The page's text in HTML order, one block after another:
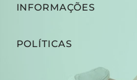
INFORMAÇÕES
POLÍTICAS